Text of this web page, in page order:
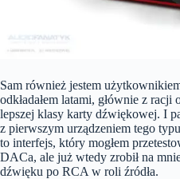
Sam również jestem
odkładałem latami, głównie z
lepszej klasy karty dźwiękowej. I
z pierwszym urządzeniem tego
to interfejs, który mogłem
DACa, ale już wtedy zrobił na
dźwięku po RCA w roli źródła.